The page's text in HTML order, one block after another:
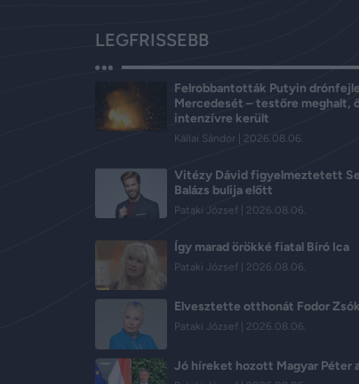
LEGFRISSEBB
Felrobbantották Putyin
Mercedesét – testőre meghalt,
intenzívre került
Kállai Sándor 2026.08.06.
Vitézy Dávid figyelmeztetett
Balázs bulija előtt
Pataki József 2026.08.06.
Így marad örökké fiatal Bíró Ica
Pataki József 2026.08.06.
Elvesztette otthonát Fodor
Pataki József 2026.08.06.
Jó híreket hozott Magyar Péter